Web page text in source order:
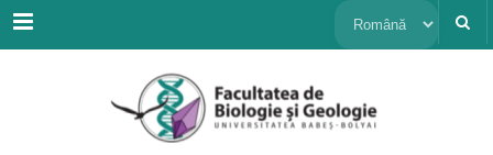
Menu Alege
limbă